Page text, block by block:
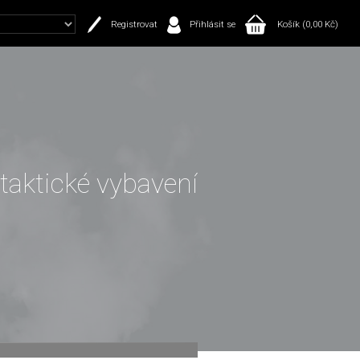
Registrovat Přihlásit se Košík (0,00 Kč)
vybavení